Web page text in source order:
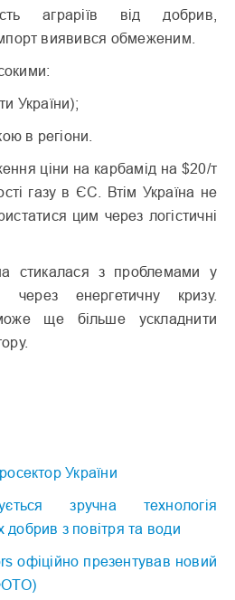
аграріїв від добрив,
виявився обмеженим.
України);
в регіони.
ціни на карбамід на $20/т
газу в ЄС. Втім Україна не
цим через логістичні
стикалася з проблемами у
через енергетичну кризу.
ще більше ускладнити
України
зручна технологія
добрив з повітря та води
офіційно презентував новий